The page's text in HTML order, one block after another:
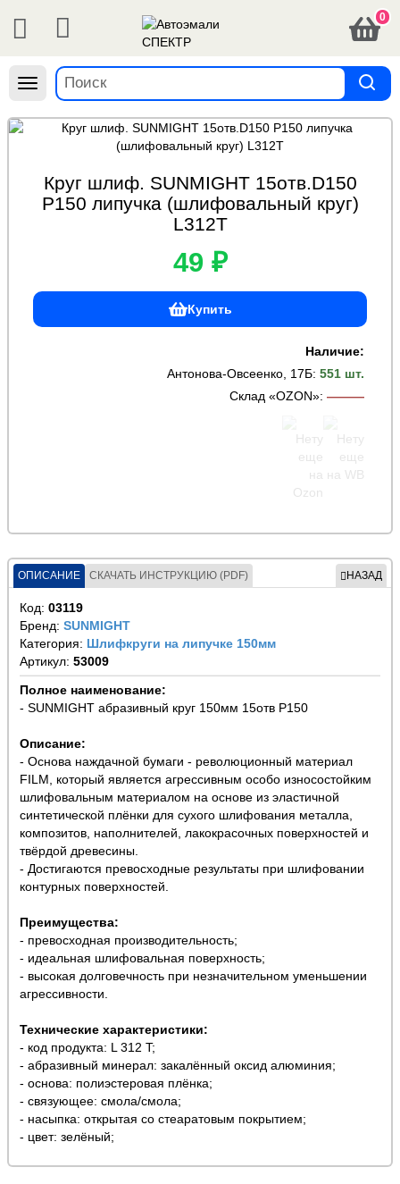
0
Навигация
Круг шлиф. SUNMIGHT 15отв.D150
Р150 липучка (шлифовальный круг)
L312T
49 ₽
Купить
Наличие:
Антонова-Овсеенко, 17Б: 551 шт.
Склад «OZON»: ———
ОПИСАНИЕ СКАЧАТЬ ИНСТРУКЦИЮ (PDF) НАЗАД
Код: 03119
Бренд: SUNMIGHT
Категория: Шлифкруги на липучке 150мм
Артикул: 53009
Полное наименование:
- SUNMIGHT абразивный круг 150мм 15отв P150
Описание:
- Основа наждачной бумаги - революционный материал
FILM, который является агрессивным особо износостойким
шлифовальным материалом на основе из эластичной
синтетической плёнки для сухого шлифования металла,
композитов, наполнителей, лакокрасочных поверхностей и
твёрдой древесины.
- Достигаются превосходные результаты при шлифовании
контурных поверхностей.
Преимущества:
- превосходная производительность;
- идеальная шлифовальная поверхность;
- высокая долговечность при незначительном уменьшении
агрессивности.
Технические характеристики:
- код продукта: L 312 T;
- абразивный минерал: закалённый оксид алюминия;
- основа: полиэстеровая плёнка;
- связующее: смола/смола;
- насыпка: открытая со стеаратовым покрытием;
- цвет: зелёный;